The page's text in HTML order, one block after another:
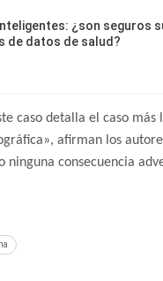
¿son seguros
de datos de salud?
caso detalla el caso
afirman los
ninguna consecuencia